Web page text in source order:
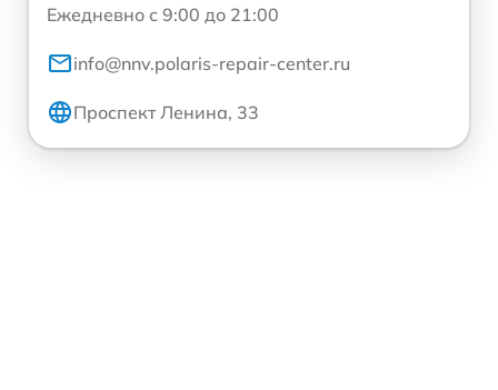
Ежедневно с 9:00 до 21:00
info@nnv.polaris-repair-center.ru
Проспект Ленина, 33